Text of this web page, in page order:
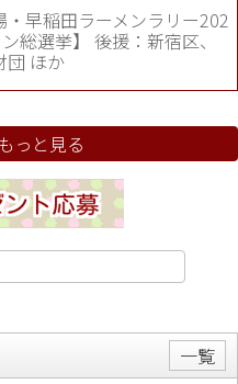
・早稲田ラーメンラリー202
総選挙】 後援：新宿区、
団 ほか
っと見る
一覧